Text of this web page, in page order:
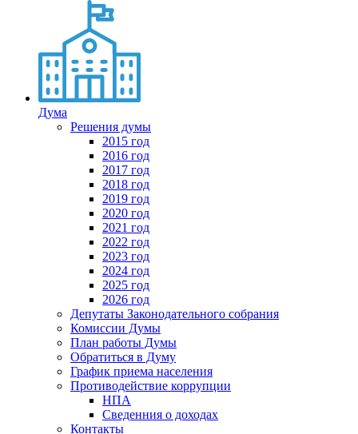
Дума
Решения думы
2015 год
2016 год
2017 год
2018 год
2019 год
2020 год
2021 год
2022 год
2023 год
2024 год
2025 год
2026 год
Депутаты Законодательного собрания
Комиссии Думы
План работы Думы
Обратиться в Думу
График приема населения
Противодействие коррупции
НПА
Сведенния о доходах
Контакты